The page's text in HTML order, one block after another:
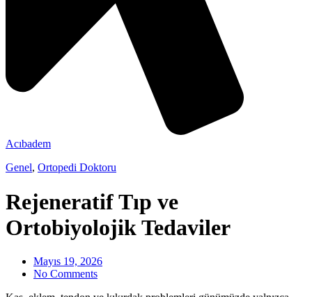
Acıbadem
Genel, Ortopedi Doktoru
Rejeneratif Tıp ve
Ortobiyolojik Tedaviler
Mayıs 19, 2026
No Comments